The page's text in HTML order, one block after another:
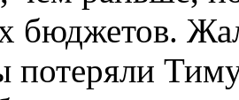
бюджетов.
потеряли